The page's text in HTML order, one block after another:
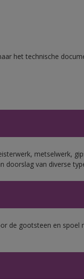
het technische
metselwerk,
doorslag van diverse
de gootsteen en spoel